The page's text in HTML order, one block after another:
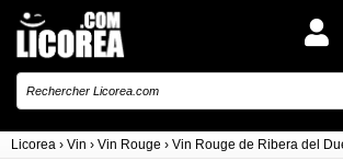
Licorea › Vin › Vin Rouge › Vin Rouge de Ribera del